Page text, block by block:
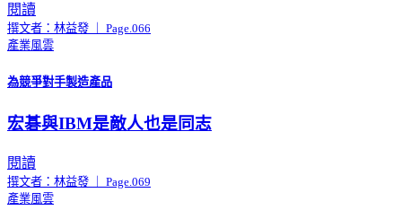
閱讀
撰文者：林益發 ｜ Page.066
產業風雲
為競爭對手製造產品
宏碁與IBM是敵人也是同志
閱讀
撰文者：林益發 ｜ Page.069
產業風雲